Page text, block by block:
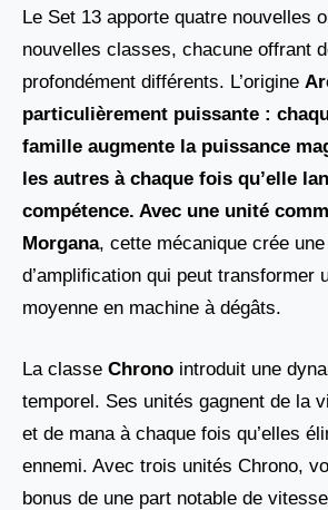
Le Set 13 apporte quatre nouvelles
nouvelles classes, chacune offrant
profondément différents. L’origine
particulièrement puissante :
famille augmente la puissance
les autres à chaque fois qu’elle
compétence. Avec une unité
Morgana, cette mécanique crée
d’amplification qui peut transformer
moyenne en machine à dégâts.
La classe Chrono introduit une
temporel. Ses unités gagnent de la
et de mana à chaque fois qu’elles
ennemi. Avec trois unités Chrono,
bonus de une part notable de